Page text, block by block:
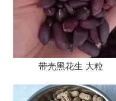
带壳黑花生 大粒